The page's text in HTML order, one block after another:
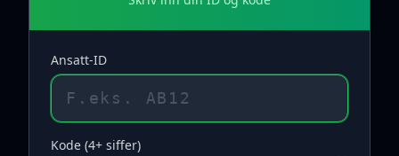
Ansatt-ID
Kode (4+ siffer)